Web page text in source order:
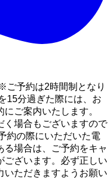
ご予約は2時間制となり
15分過ぎた際には、お
ご案内いたします。
く場合もございますので
約の際にいただいた電
る場合は、ご予約をキャ
ございます。必ず正しい
いただきますようお願い